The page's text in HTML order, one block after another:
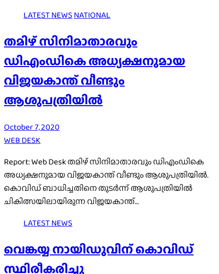
LATEST NEWS NATIONAL
തമിഴ് സിനിമാതാരവും
ഡിഎംഡികെ അധ്യക്ഷനുമായ
വിജയകാന്ത് വീണ്ടും
ആശുപത്രിയില്‍
October 7, 2020
WEB DESK
Report: Web Desk തമിഴ് സിനിമാതാരവും ഡിഎംഡികെ
അധ്യക്ഷനുമായ വിജയകാന്ത് വീണ്ടും ആശുപത്രിയില്‍.
കൊവിഡ് ബാധിച്ചതിനെ തുടര്‍ന്ന് ആശുപത്രിയില്‍
ചികിത്സയിലായിരുന്ന വിജയകാന്ത്…
LATEST NEWS
വെങ്കയ്യ നായിഡുവിന് കൊവിഡ്
സ്ഥിരീകരിച്ചു